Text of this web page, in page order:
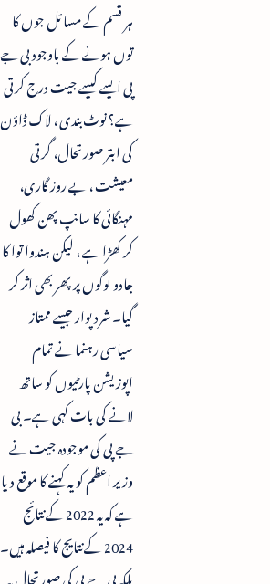
ہر قسم کے مسائل جوں کا
توں ہونے کے باوجود بی جے
پی ایسے کیسے جیت درج کرتی
ہے؟ نوٹ بندی ، لاک ڈاؤن
کی ابتر صورتحال، گرتی
معیشت ، بے روز گاری،
مہنگائی کا سانپ پھن کھول
کر کھڑا ہے ، لیکن ہندوا توا کا
جادو لوگوں پر پھر بھی اثر کر
گیا۔ شرد پوار جیسے ممتاز
سیاسی رہنما نے تمام
اپوزیشن پارٹیوں کو ساتھ
لانے کی بات کہی ہے۔ بی
جے پی کی موجودہ جیت نے
وزیر اعظم کو یہ کہنے کا موقع دیا
ہے کہ یہ 2022 کے نتائج
2024 کے نتایج کا فیصلہ ہیں۔